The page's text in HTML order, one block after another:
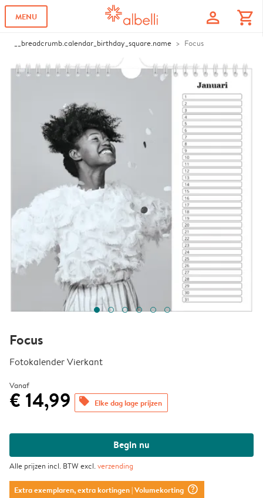
MENU profile shopping_cart
__breadcrumb.calendar_birthday_square.name Focus
Focus
Fotokalender Vierkant
Vanaf
€ 14,99 offers Elke dag lage prijzen
Begin nu
Alle prijzen incl. BTW excl.verzending
Extra exemplaren, extra kortingen| Volumekorting question_mark_circle